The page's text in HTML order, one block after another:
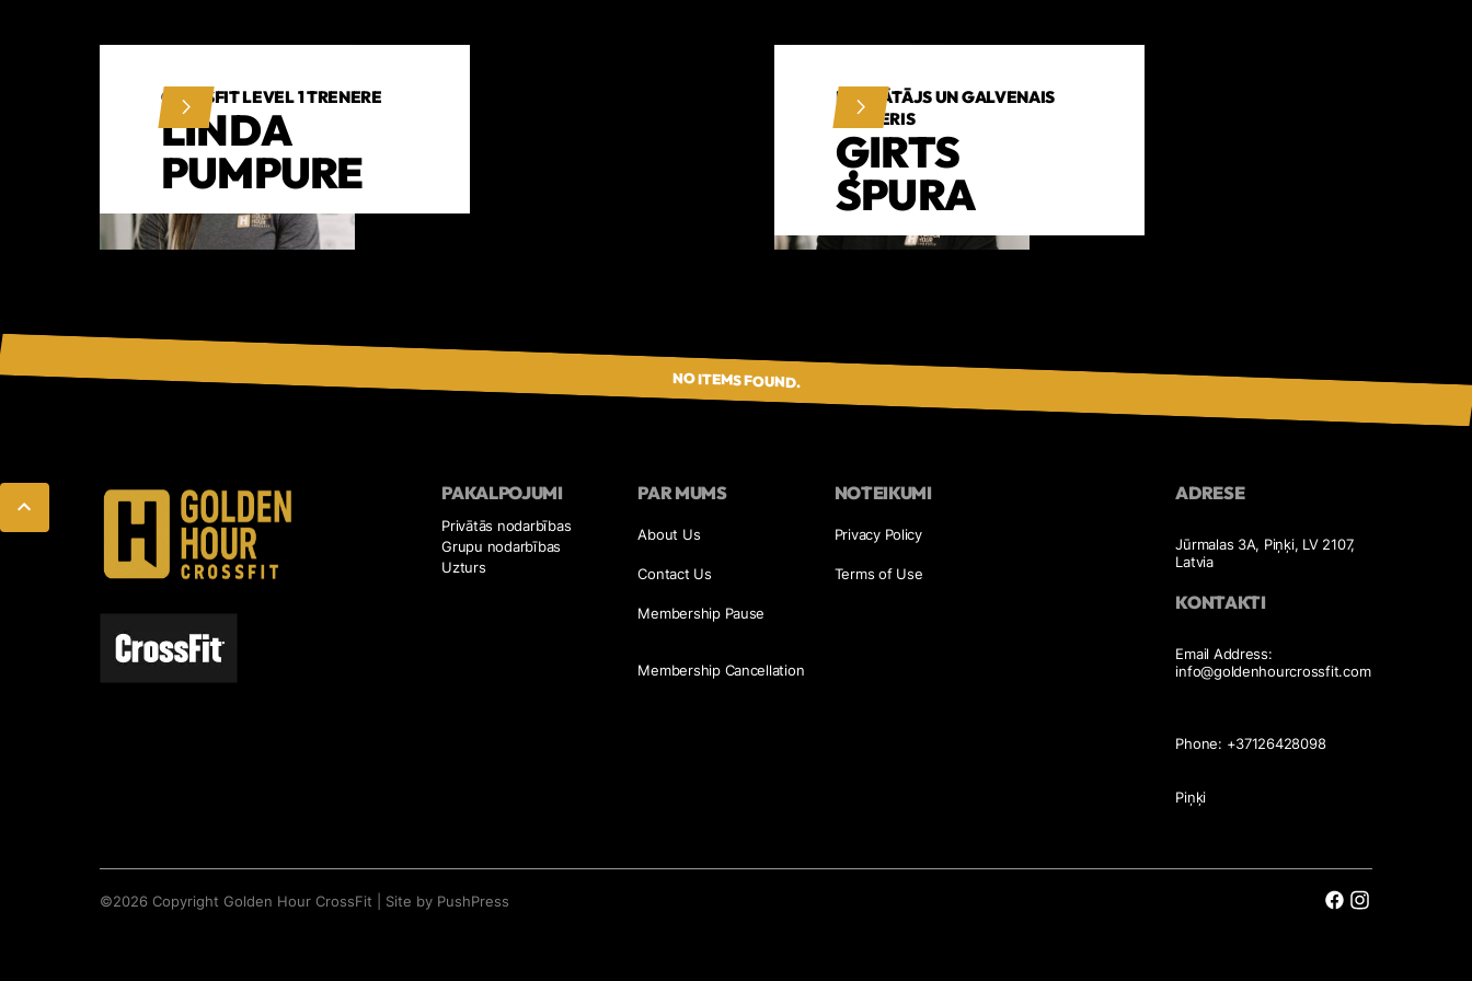
CROSSFIT LEVEL 1 TRENERE
LINDA
PUMPURE
DIBINĀTĀJS UN GALVENAIS
TRENERIS
ĢIRTS
SPURA
NO ITEMS FOUND.
PAKALPOJUMI
Privātās nodarbības
Grupu nodarbības
Uzturs
PAR MUMS
About Us
Contact Us
Membership Pause
Membership Cancellation
NOTEIKUMI
Privacy Policy
Terms of Use
ADRESE
Jūrmalas 3A, Piņķi, LV 2107,
Latvia
KONTAKTI
Email Address:
info@goldenhourcrossfit.com
Phone: +37126428098
Piņķi
©2026 CopyrightGolden Hour CrossFit Site by PushPress